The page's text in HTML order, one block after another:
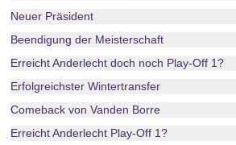
Neuer Präsident
Beendigung der Meisterschaft
Erreicht Anderlecht doch noch Play-Off 1?
Erfolgreichster Wintertransfer
Comeback von Vanden Borre
Erreicht Anderlecht Play-Off 1?